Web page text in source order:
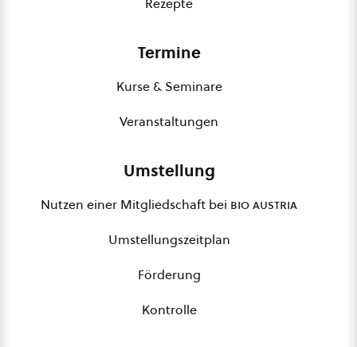
Termine
Kurse & Seminare
Veranstaltungen
Umstellung
Nutzen einer Mitgliedschaft bei bio austria
Umstellungszeitplan
Förderung
Kontrolle